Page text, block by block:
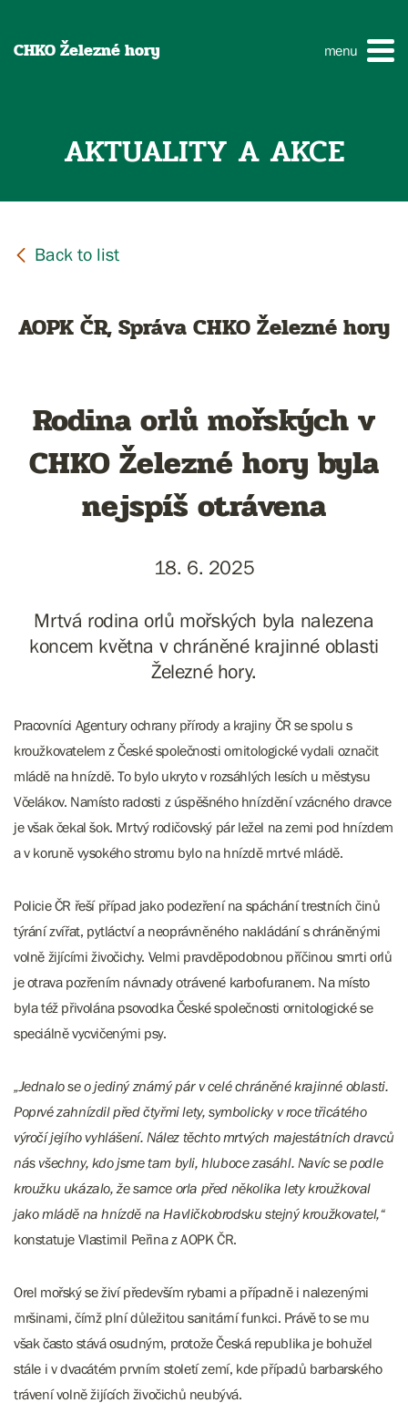
CHKO Železné hory menu
AKTUALITY A AKCE
AOPK ČR, Správa CHKO Železné hory
Rodina orlů mořských v
CHKO Železné hory byla
nejspíš otrávena
18. 6. 2025
Mrtvá rodina orlů mořských byla nalezena
koncem května v chráněné krajinné oblasti
Železné hory.
Pracovníci Agentury ochrany přírody a krajiny ČR se spolu s
kroužkovatelem z České společnosti ornitologické vydali označit
mládě na hnízdě. To bylo ukryto v rozsáhlých lesích u městysu
Včelákov. Namísto radosti z úspěšného hnízdění vzácného dravce
je však čekal šok. Mrtvý rodičovský pár ležel na zemi pod hnízdem
a v koruně vysokého stromu bylo na hnízdě mrtvé mládě.
Policie ČR řeší případ jako podezření na spáchání trestních činů
týrání zvířat, pytláctví a neoprávněného nakládání s chráněnými
volně žijícími živočichy. Velmi pravděpodobnou příčinou smrti orlů
je otrava pozřením návnady otrávené karbofuranem. Na místo
byla též přivolána psovodka České společnosti ornitologické se
speciálně vycvičenými psy.
„Jednalo se o jediný známý pár v celé chráněné krajinné oblasti.
Poprvé zahnízdil před čtyřmi lety, symbolicky v roce třicátého
výročí jejího vyhlášení. Nález těchto mrtvých majestátních dravců
nás všechny, kdo jsme tam byli, hluboce zasáhl. Navíc se podle
kroužku ukázalo, že samce orla před několika lety kroužkoval
jako mládě na hnízdě na Havličkobrodsku stejný kroužkovatel,“
konstatuje Vlastimil Peřina z AOPK ČR.
Orel mořský se živí především rybami a případně i nalezenými
mršinami, čímž plní důležitou sanitární funkci. Právě to se mu
však často stává osudným, protože Česká republika je bohužel
stále i v dvacátém prvním století zemí, kde případů barbarského
trávení volně žijících živočichů neubývá.